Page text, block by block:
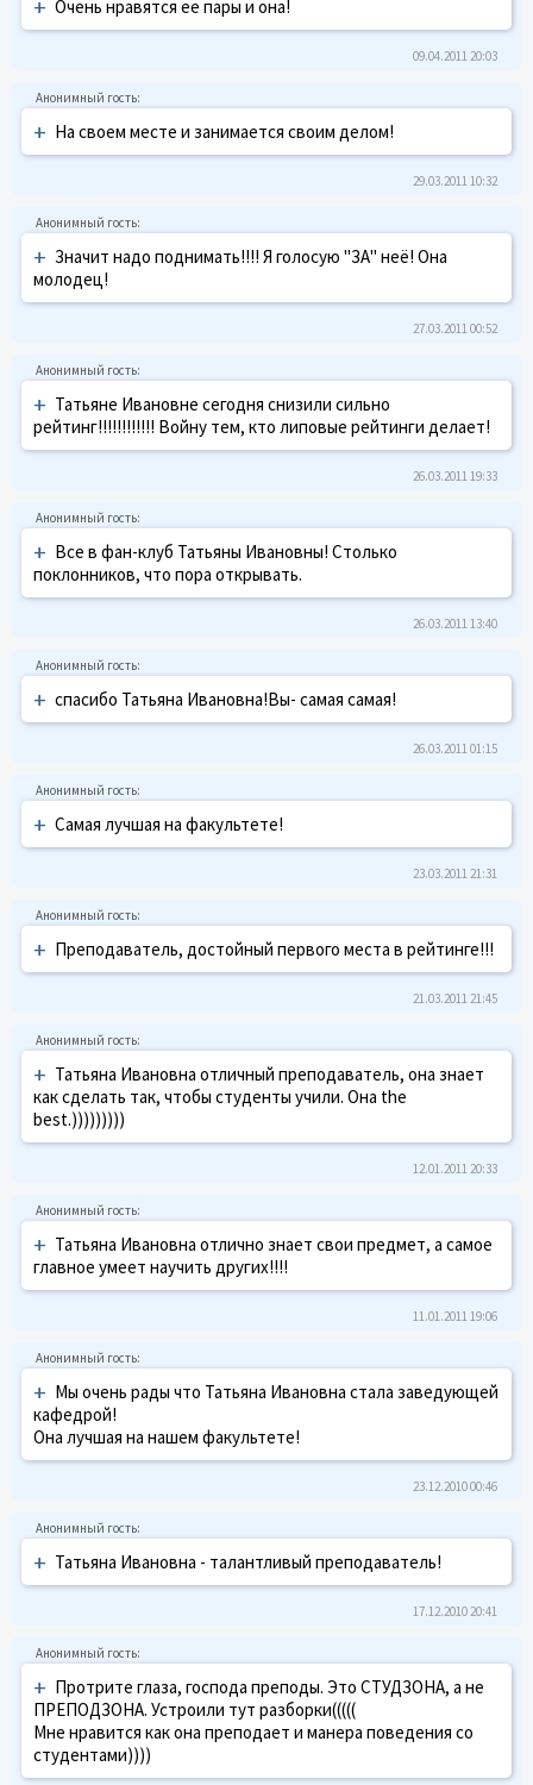
+ Очень нравятся ее пары и она!
09.04.2011 20:03
+ На своем месте и занимается своим делом!
29.03.2011 10:32
+ Значит надо поднимать!!!! Я голосую "ЗА" неё! Она
молодец!
27.03.2011 00:52
+ Татьяне Ивановне сегодня снизили сильно
рейтинг!!!!!!!!!!!! Войну тем, кто липовые рейтинги делает!
26.03.2011 19:33
+ Все в фан-клуб Татьяны Ивановны! Столько
поклонников, что пора открывать.
26.03.2011 13:40
+ спасибо Татьяна Ивановна!Вы- самая самая!
26.03.2011 01:15
+ Самая лучшая на факультете!
23.03.2011 21:31
+ Преподаватель, достойный первого места в рейтинге!!!
21.03.2011 21:45
+ Татьяна Ивановна отличный преподаватель, она знает
как сделать так, чтобы студенты учили. Она the
best.)))))))))
12.01.2011 20:33
+ Татьяна Ивановна отлично знает свои предмет, а самое
главное умеет научить других!!!!
11.01.2011 19:06
+ Мы очень рады что Татьяна Ивановна стала заведующей
кафедрой!
Она лучшая на нашем факультете!
23.12.2010 00:46
+ Татьяна Ивановна - талантливый преподаватель!
17.12.2010 20:41
+ Протрите глаза, господа преподы. Это СТУДЗОНА, а не
ПРЕПОДЗОНА. Устроили тут разборки(((((
Мне нравится как она преподает и манера поведения со
студентами))))